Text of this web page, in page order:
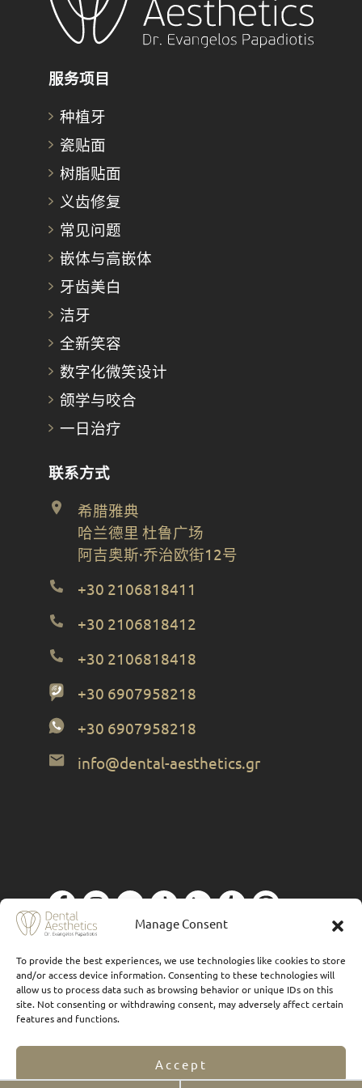
Manage Consent
To provide the best experiences, we use technologies like cookies to store
and/or access device information. Consenting to these technologies will
allow us to process data such as browsing behavior or unique IDs on this
site. Not consenting or withdrawing consent, may adversely affect certain
features and functions.
Accept
服务项目
种植牙
瓷贴面
树脂贴面
义齿修复
常见问题
嵌体与高嵌体
牙齿美白
洁牙
全新笑容
数字化微笑设计
颌学与咬合
一日治疗
联系方式
希腊雅典
哈兰德里 杜鲁广场
阿吉奥斯·乔治欧街12号
+30 2106818411
+30 2106818412
+30 2106818418
+30 6907958218
+30 6907958218
info@dental-aesthetics.gr
隐私政策 Forthright